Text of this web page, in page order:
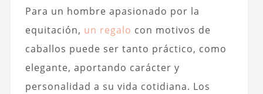
Para un hombre apasionado por la
equitación, un regalo con motivos de
caballos puede ser tanto práctico, como
elegante, aportando carácter y
personalidad a su vida cotidiana. Los